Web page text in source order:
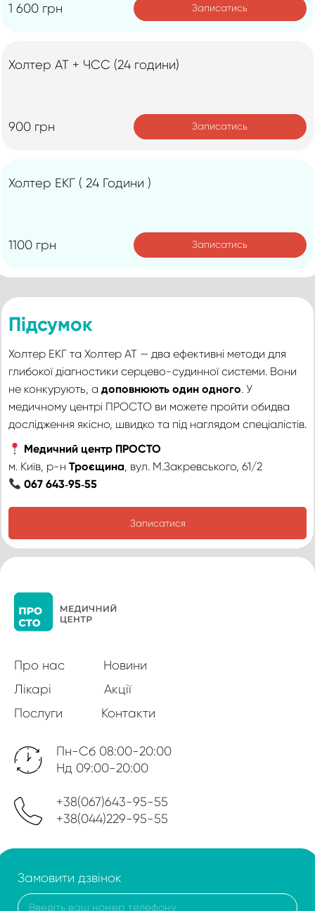
1 600 грн Записатись
Холтер АТ + ЧСС (24 години)
900 грн Записатись
Холтер ЕКГ ( 24 Години )
1100 грн Записатись
Підсумок
Холтер ЕКГ та Холтер АТ — два ефективні методи для
глибокої діагностики серцево-судинної системи. Вони
не конкурують, а доповнюють один одного. У
медичному центрі ПРОСТО ви можете пройти обидва
дослідження якісно, швидко та під наглядом спеціалістів.
Медичний центр ПРОСТО
м. Київ, р-н Троєщина, вул. М.Закревського, 61/2
067 643‑95‑55
Записатися
Про нас
Новини
Лікарі
Акції
Послуги
Контакти
Пн-Сб 08:00-20:00
Нд 09:00-20:00
+38(067)643-95-55
+38(044)229-95-55
Замовити дзвінок